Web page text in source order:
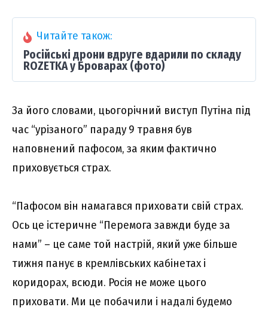
Читайте також:
Російські дрони вдруге вдарили по складу
ROZETKA у Броварах (фото)
За його словами, цьогорічний виступ Путіна під
час “урізаного” параду 9 травня був
наповнений пафосом, за яким фактично
приховується страх.
“Пафосом він намагався приховати свій страх.
Ось це істеричне “Перемога завжди буде за
нами” – це саме той настрій, який уже більше
тижня панує в кремлівських кабінетах і
коридорах, всюди. Росія не може цього
приховати. Ми це побачили і надалі будемо